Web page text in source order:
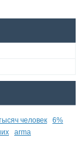
человек
6%
arma